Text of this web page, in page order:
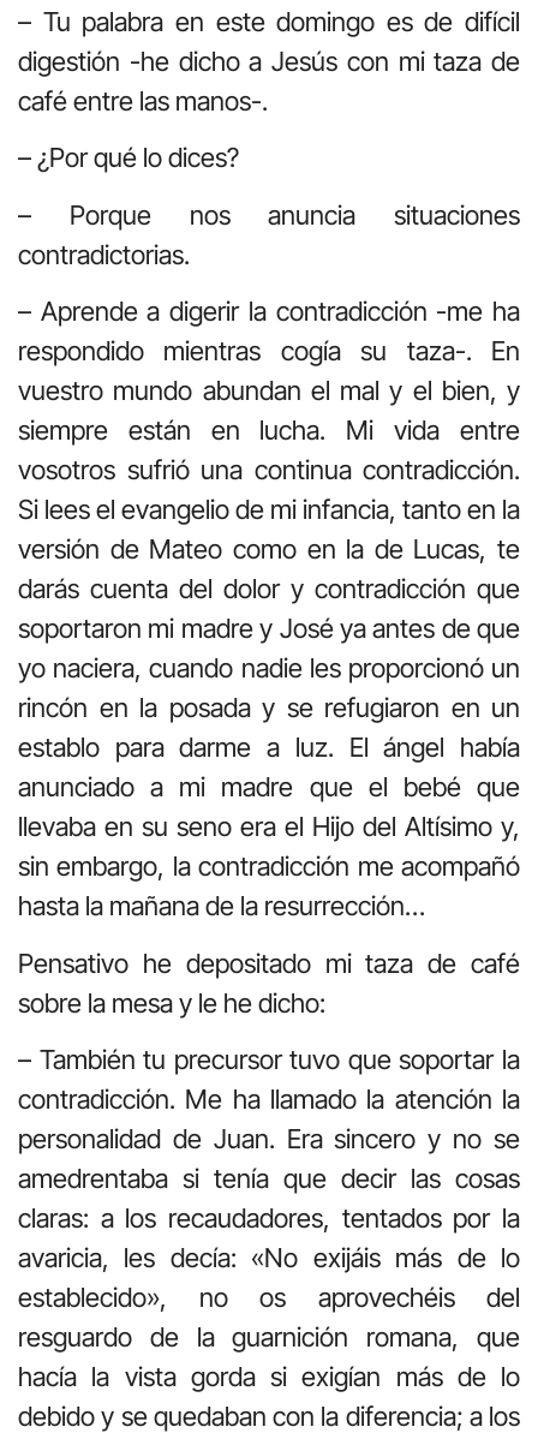
– Tu palabra en este domingo es de difícil
digestión -he dicho a Jesús con mi taza de
café entre las manos-.
– ¿Por qué lo dices?
– Porque nos anuncia situaciones
contradictorias.
– Aprende a digerir la contradicción -me ha
respondido mientras cogía su taza-. En
vuestro mundo abundan el mal y el bien, y
siempre están en lucha. Mi vida entre
vosotros sufrió una continua contradicción.
Si lees el evangelio de mi infancia, tanto en la
versión de Mateo como en la de Lucas, te
darás cuenta del dolor y contradicción que
soportaron mi madre y José ya antes de que
yo naciera, cuando nadie les proporcionó un
rincón en la posada y se refugiaron en un
establo para darme a luz. El ángel había
anunciado a mi madre que el bebé que
llevaba en su seno era el Hijo del Altísimo y,
sin embargo, la contradicción me acompañó
hasta la mañana de la resurrección…
Pensativo he depositado mi taza de café
sobre la mesa y le he dicho:
– También tu precursor tuvo que soportar la
contradicción. Me ha llamado la atención la
personalidad de Juan. Era sincero y no se
amedrentaba si tenía que decir las cosas
claras: a los recaudadores, tentados por la
avaricia, les decía: «No exijáis más de lo
establecido», no os aprovechéis del
resguardo de la guarnición romana, que
hacía la vista gorda si exigían más de lo
debido y se quedaban con la diferencia; a los